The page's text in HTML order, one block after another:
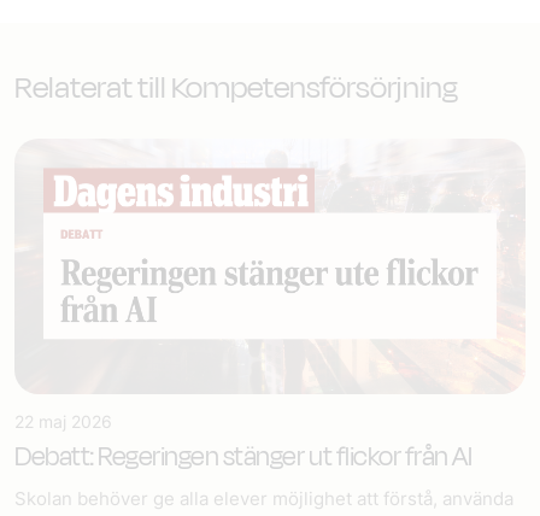
Relaterat till Kompetensförsörjning
22 maj 2026
Debatt: Regeringen stänger ut flickor från AI
Skolan behöver ge alla elever möjlighet att förstå, använda